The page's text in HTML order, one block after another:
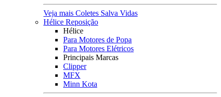
Veja mais Coletes Salva Vidas
Hélice Reposição
Hélice
Para Motores de Popa
Para Motores Elétricos
Principais Marcas
Clipper
MFX
Minn Kota